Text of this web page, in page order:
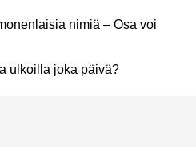
nimiä – Osa voi
ulkoilla joka päivä?